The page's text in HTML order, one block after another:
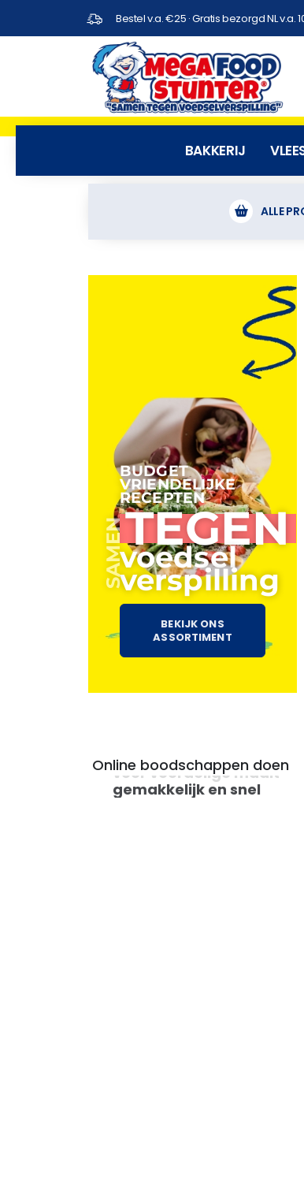
Bestel v.a. €25 · Gratis bezorgd NL v.a.
BAKKERIJ
ALLE
BUDGET
VRIENDELIJKE
RECEPTEN
SAMENTEGEN
voedsel
verspilling
BEKIJK ONS
ASSORTIMENT
Online boodschappen doen
voor voordelige maaltijden